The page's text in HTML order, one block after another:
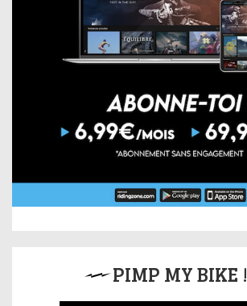
PIMP MY BIKE !